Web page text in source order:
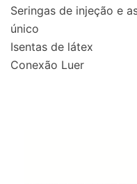
Seringas de injeção e
único
Isentas de látex
Conexão Luer